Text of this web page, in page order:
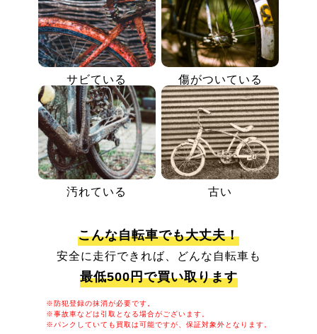
サビている 傷がついている
汚れている 古い
こんな自転車でも大丈夫！
安全に走行できれば、どんな自転車も
最低500円で買い取ります
※防犯登録の抹消が必要です。
※事故車などは引取となる場合がございます。
※パンクしていても買取は可能ですが、保証対象外となります。